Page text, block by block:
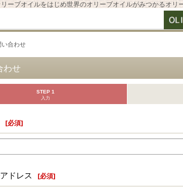
ーブオイルをはじめ世界のオリーブオイルがみつかるオリ
い合わせ
わせ
STEP 1
入力
[必須]
ドレス [必須]